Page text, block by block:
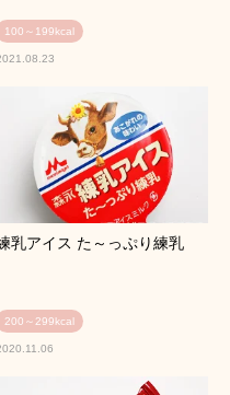
100～199kcal
乳アイス た～っぷり練乳
200～299kcal